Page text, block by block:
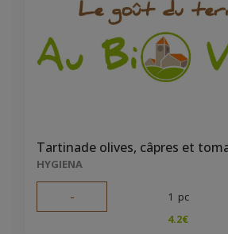
Tartinade olives, câpres et
HYGIENA
- 1 pc
4.2€